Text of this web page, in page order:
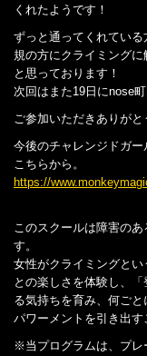
くれたようです！
ずっと通ってくれてい
規の方にクライミング
と思っております！
次回はまた19日にnose
ご参加いただきありがと
今後のチャレンジドガ
こちらから。
https://
このスクールは障害の
す。
女性がクライミングと
との楽しさを体験し、
る気持ちを育み、何ご
パワーメントを引き出す
※当プログラムは、プレ